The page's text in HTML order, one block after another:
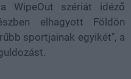
WipeOut szériát idéző
elhagyott Földön
sportjainak egyikét", a